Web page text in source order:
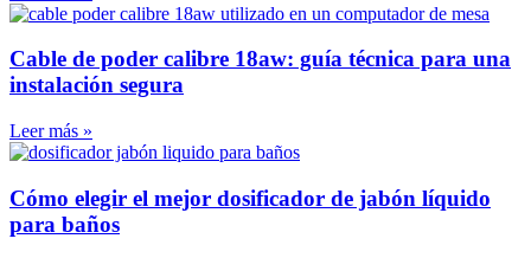
Cable de poder calibre 18aw: guía técnica para una
instalación segura
Leer más »
Cómo elegir el mejor dosificador de jabón líquido
para baños